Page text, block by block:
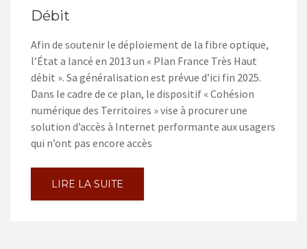
Débit
Afin de soutenir le déploiement de la fibre optique,
l’État a lancé en 2013 un « Plan France Très Haut
débit ». Sa généralisation est prévue d’ici fin 2025.
Dans le cadre de ce plan, le dispositif « Cohésion
numérique des Territoires » vise à procurer une
solution d’accès à Internet performante aux usagers
qui n’ont pas encore accès
LIRE LA SUITE